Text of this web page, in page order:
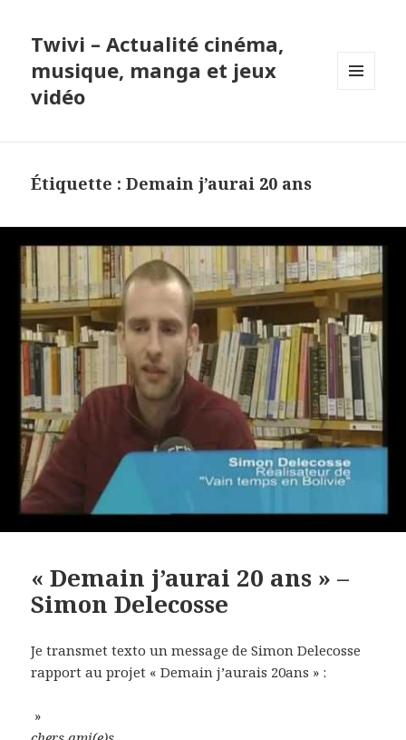
Twivi – Actualité cinéma,
musique, manga et jeux
vidéo
Étiquette :Demain j’aurai 20 ans
« Demain j’aurai 20 ans » –
Simon Delecosse
Je transmet texto un message de Simon Delecosse
rapport au projet « Demain j’aurais 20ans » :
»